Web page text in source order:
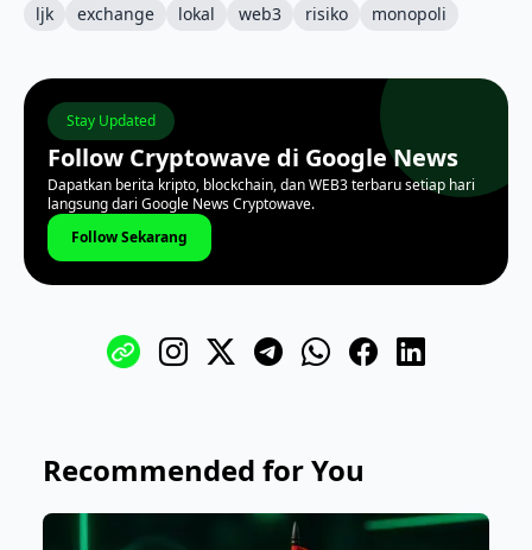
ljk
exchange lokal web3 risiko monopoli
Stay Updated
Follow Cryptowave di Google News
Dapatkan berita kripto, blockchain, dan WEB3 terbaru setiap hari
langsung dari Google News Cryptowave.
Follow Sekarang
Recommended for You